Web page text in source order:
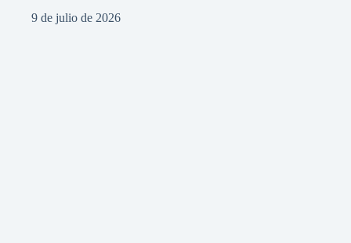
9 de julio de 2026